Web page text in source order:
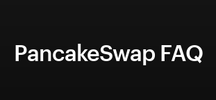
PancakeSwap FAQ